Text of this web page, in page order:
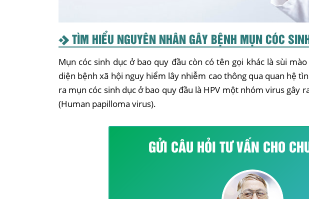
TÌM HIỂU NGUYÊN NHÂN GÂY BỆNH MỤN CÓC
Mụn cóc sinh dục ở bao quy đầu còn có tên gọi khác là sùi mào
diện bệnh xã hội nguy hiểm lây nhiễm cao thông qua quan hệ
ra mụn cóc sinh dục ở bao quy đầu là HPV một nhóm virus gây
(Human papilloma virus).
GỬI CÂU HỎI TƯ VẤN CHO